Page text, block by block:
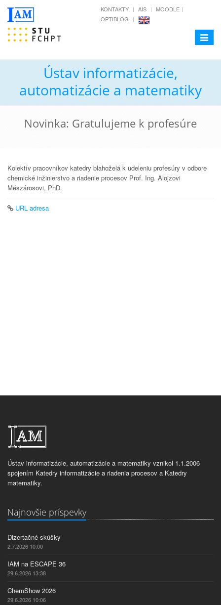
KONTAKTY AIS
MOODLE
OPTIBLOG
Toggle
Ústav informatizácie,
automatizácie a matematiky
Novinka: Gratulujeme k profesúre
Kolektív pracovníkov katedry blahoželá k udeleniu profesúry v odbore
chemické inžinierstvo a riadenie procesov Prof. Ing. Alojzovi
Mészárosovi, PhD.
URL adresa
Ústav informatizácie, automatizácie a matematiky vznikol 1.1.2006
spojením Katedry informatizácie a riadenia procesov a Katedry
matematiky.
Najnovšie príspevky
Dizertačné skúšky
2.7.2026 10:00
IAM na ESCAPE 36
29.6.2026 13:38
ChemShow 2026
29.6.2026 10:06